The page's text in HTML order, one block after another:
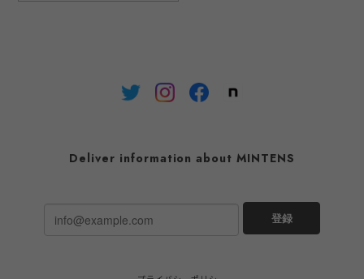
Deliver information about MINTENS
登録